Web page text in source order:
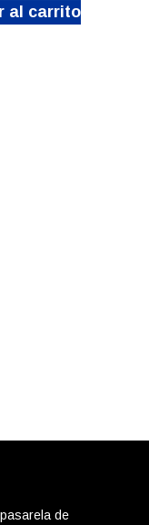
al carrito
de